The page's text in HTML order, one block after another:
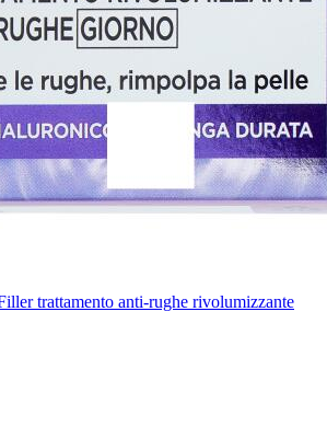
trattamento anti-rughe rivolumizzante